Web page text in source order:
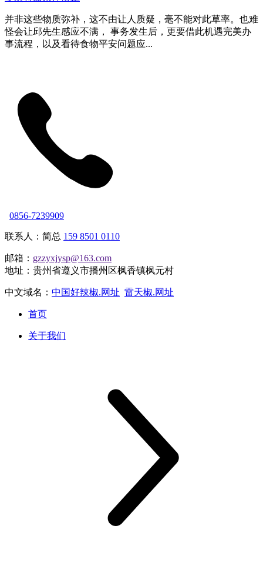
并非这些物质弥补，这不由让人质疑，毫不能对此草率。也难
怪会让邱先生感应不满， 事务发生后，更要借此机遇完美办
事流程，以及看待食物平安问题应...
0856-7239909
联系人：简总 159 8501 0110
邮箱： gzzyxjysp@163.com
地址：贵州省遵义市播州区枫香镇枫元村
中文域名： 中国好辣椒.网址 雷天椒.网址
首页
关于我们